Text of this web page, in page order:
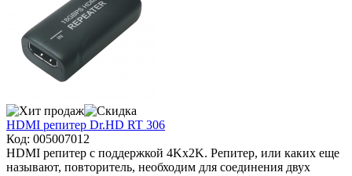
HDMI репитер Dr.HD RT 306
Код: 005007012
HDMI репитер с поддержкой 4Kx2K. Репитер, или каких еще
называют, повторитель, необходим для соединения двух